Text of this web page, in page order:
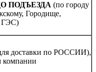
ПОДЪЕЗДА (по городу
Городище,
ГЭС)
доставки по РОССИИ),
компании